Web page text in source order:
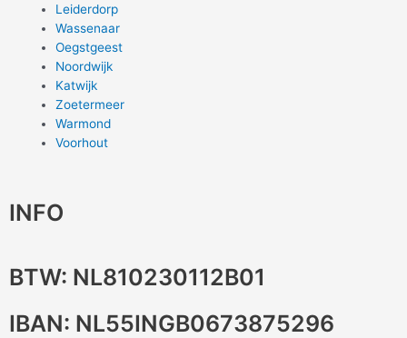
Leiderdorp
Wassenaar
Oegstgeest
Noordwijk
Katwijk
Zoetermeer
Warmond
Voorhout
INFO
BTW: NL810230112B01
IBAN: NL55INGB0673875296